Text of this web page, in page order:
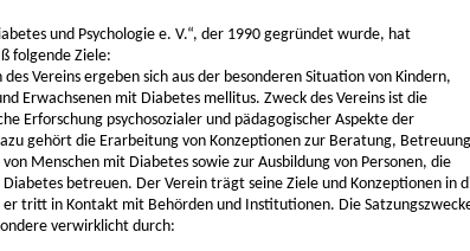
und Psychologie e. V.“, der 1990 gegründet wurde, hat
folgende Ziele:
Vereins ergeben sich aus der besonderen Situation von Kindern,
Erwachsenen mit Diabetes mellitus. Zweck des Vereins ist die
Erforschung psychosozialer und pädagogischer Aspekte der
gehört die Erarbeitung von Konzeptionen zur Beratung, Betreuung
Menschen mit Diabetes sowie zur Ausbildung von Personen, die
betreuen. Der Verein trägt seine Ziele und Konzeptionen in
tritt in Kontakt mit Behörden und Institutionen. Die
verwirklicht durch: